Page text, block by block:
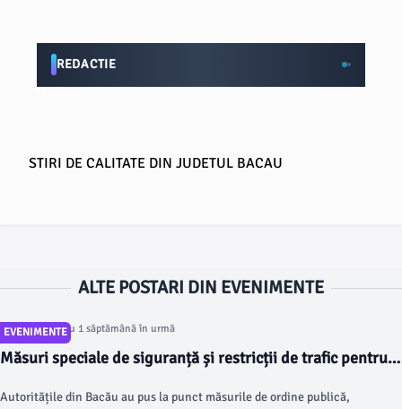
REDACTIE
STIRI DE CALITATE DIN JUDETUL BACAU
ALTE POSTARI DIN EVENIMENTE
EVENIMENTE
Articol postat cu 1 săptămână în urmă
Măsuri speciale de siguranță și restricții de trafic pentru
Autoritățile din Bacău au pus la punct măsurile de ordine publică,